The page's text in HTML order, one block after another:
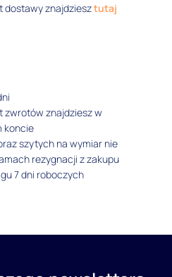
dostawy znajdziesztutaj
zwrotów znajdziesz w
koncie
szytych na wymiar nie
rezygnacji z zakupu
7 dni roboczych